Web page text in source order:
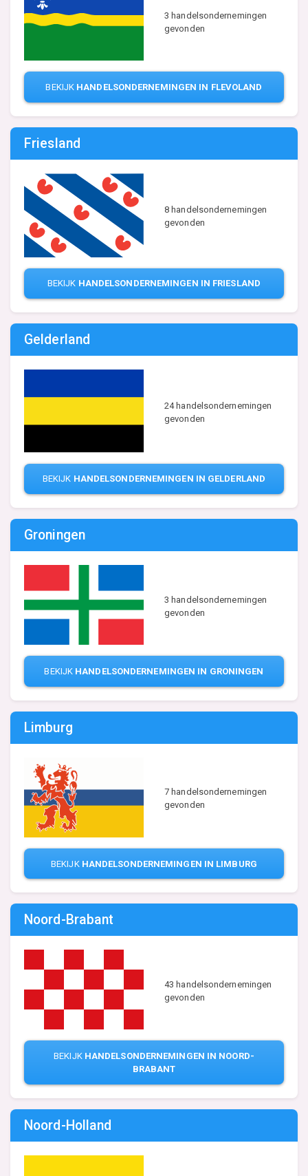
3 handelsondernemingen
gevonden
BEKIJK HANDELSONDERNEMINGEN IN FLEVOLAND
Friesland
8 handelsondernemingen
gevonden
BEKIJK HANDELSONDERNEMINGEN IN FRIESLAND
Gelderland
24 handelsondernemingen
gevonden
BEKIJK HANDELSONDERNEMINGEN IN GELDERLAND
Groningen
3 handelsondernemingen
gevonden
BEKIJK HANDELSONDERNEMINGEN IN GRONINGEN
Limburg
7 handelsondernemingen
gevonden
BEKIJK HANDELSONDERNEMINGEN IN LIMBURG
Noord-Brabant
43 handelsondernemingen
gevonden
BEKIJK HANDELSONDERNEMINGEN IN NOORD-
BRABANT
Noord-Holland